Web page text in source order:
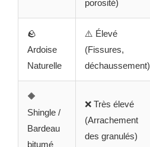
porosité)
🪨
Ardoise
Naturelle
⚠️ Élevé
(Fissures,
déchaussement)
🔶
Shingle /
Bardeau
bitumé
❌ Très élevé
(Arrachement
des granulés)